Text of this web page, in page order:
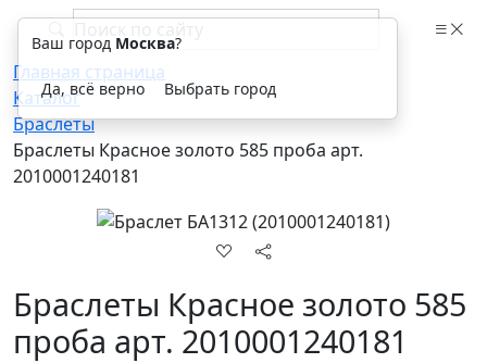
Главная страница
Каталог
Браслеты
Браслеты Красное золото 585 проба арт.
2010001240181
Браслеты Красное золото 585
проба арт. 2010001240181
Ваш город Москва?
Да, всё верно Выбрать город